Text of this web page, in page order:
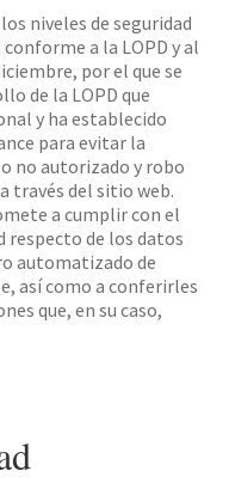
niveles de seguridad
a la LOPD y al
por el que se
de la LOPD que
y ha establecido
para evitar la
no autorizado y robo
través del sitio web.
a cumplir con el
respecto de los datos
automatizado de
así como a conferirles
que, en su caso,